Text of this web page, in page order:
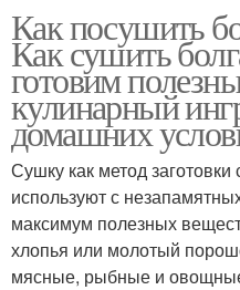
Как посушить
Как сушить
готовим
кулинарный
домашних
Сушку как метод
используют с
максимум полезных
хлопья или молотый
мясные, рыбные и